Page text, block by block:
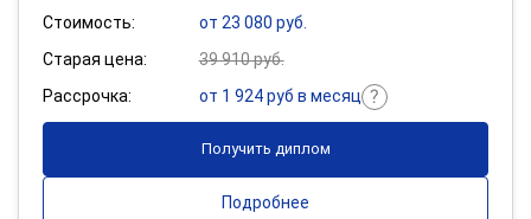
Стоимость:
от 23 080 руб.
Старая цена:
39 910 руб.
Рассрочка:
от 1 924 руб в месяц
Получить диплом
Подробнее